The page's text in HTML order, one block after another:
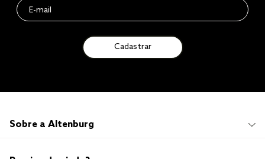
Cadastrar
Sobre a Altenburg